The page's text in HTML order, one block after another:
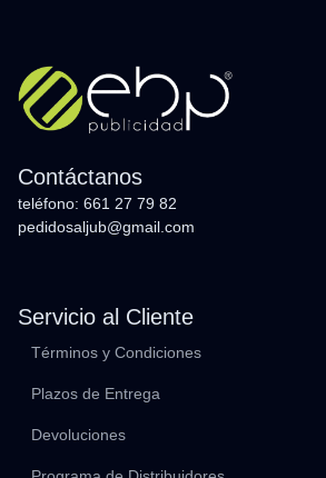
Contáctanos
teléfono: 661 27 79 82
pedidosaljub@gmail.com
Servicio al Cliente
Términos y Condiciones
Plazos de Entrega
Devoluciones